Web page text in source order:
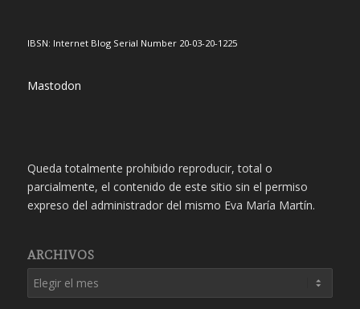
IBSN: Internet Blog Serial Number 20-03-20-1225
Mastodon
Queda totalmente prohibido reproducir, total o
parcialmente, el contenido de este sitio sin el permiso
expreso del administrador del mismo Eva María Martín.
ARCHIVOS